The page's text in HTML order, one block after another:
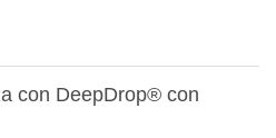
con DeepDrop® con